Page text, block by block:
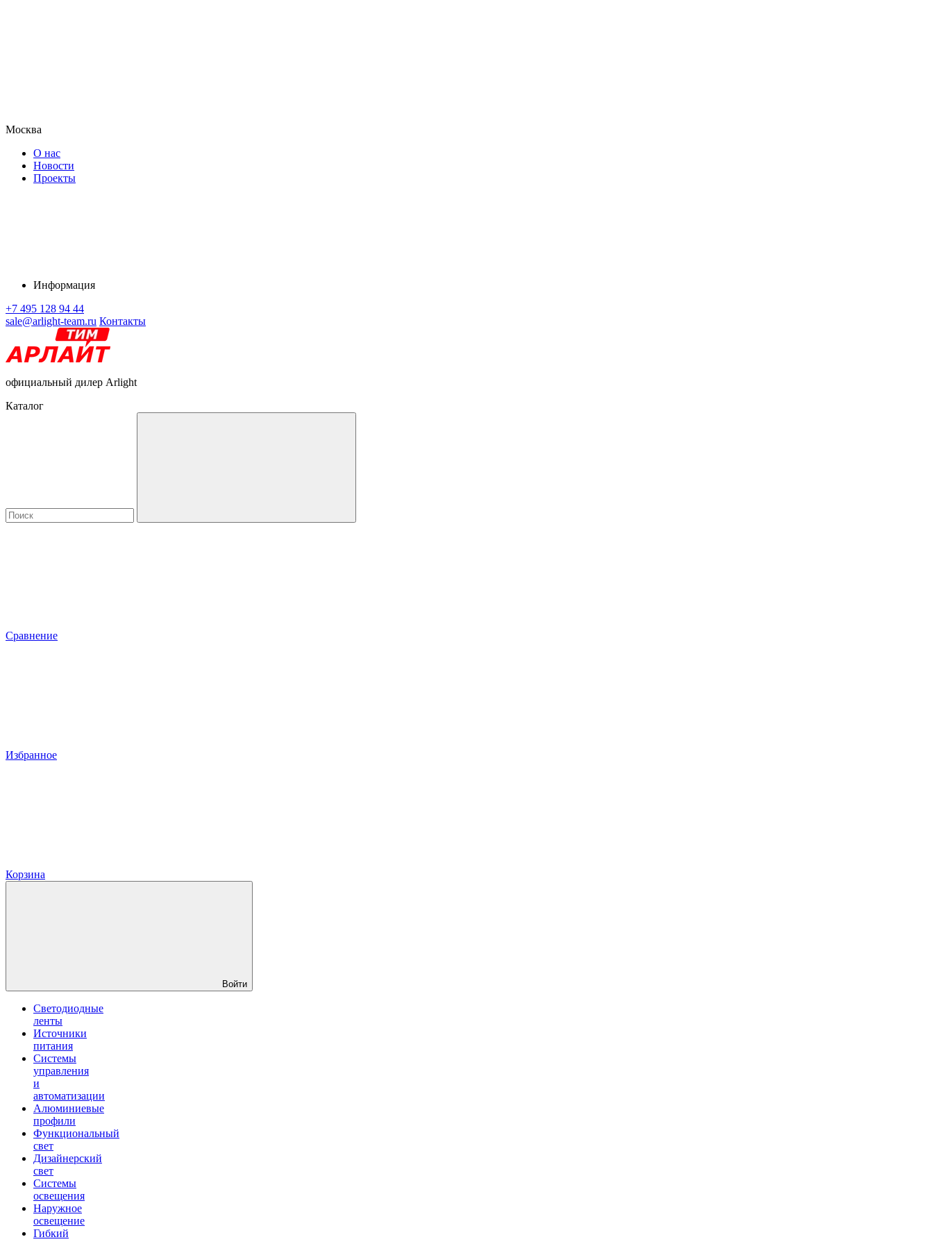
Москва
О нас
Новости
Проекты
Информация
+7 495 128 94 44
sale@arlight-team.ru Контакты
официальный дилер Arlight
Каталог
Сравнение
Избранное
Корзина
Войти
Светодиодные
ленты
Источники
питания
Системы
управления
и
автоматизации
Алюминиевые
профили
Функциональный
свет
Дизайнерский
свет
Системы
освещения
Наружное
освещение
Гибкий